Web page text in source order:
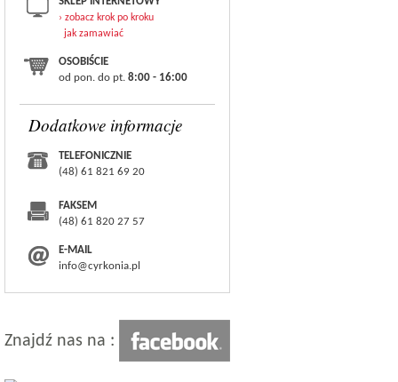
› zobacz krok po kroku
jak zamawiać
OSOBIŚCIE
od pon. do pt. 8:00 - 16:00
Dodatkowe informacje
TELEFONICZNIE
(48) 61 821 69 20
FAKSEM
(48) 61 820 27 57
E-MAIL
info@cyrkonia.pl
Znajdź nas na :